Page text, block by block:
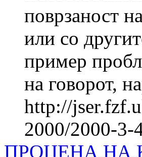
поврзаност
или со
пример
на говорот,
http://
2000/2000-3-
ПРОЦЕНА НА